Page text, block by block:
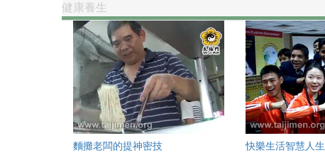
健康養生
麵攤老闆的提神密技 快樂生活智慧人生